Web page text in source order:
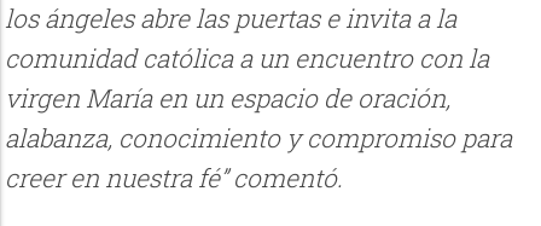
los ángeles abre las puertas e invita a la
comunidad católica a un encuentro con la
virgen María en un espacio de oración,
alabanza, conocimiento y compromiso para
creer en nuestra fé” comentó.